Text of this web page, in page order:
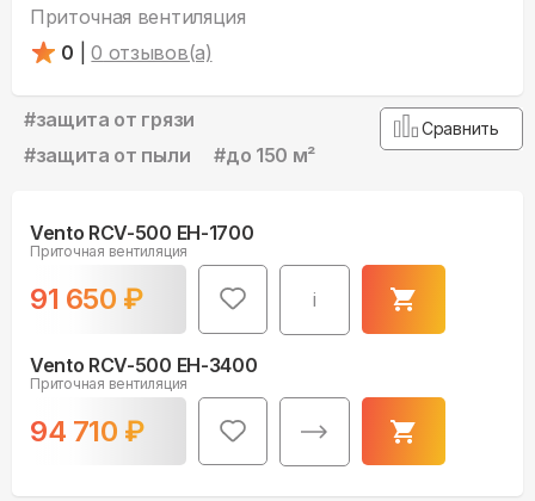
Приточная вентиляция
0
0 отзывов(а)
#защита от грязи
#защита от пыли #до 150 м²
Сравнить
Vento RCV-500 EH-1700
Приточная вентиляция
91 650 ₽ i
Vento RCV-500 EH-3400
Приточная вентиляция
94 710 ₽